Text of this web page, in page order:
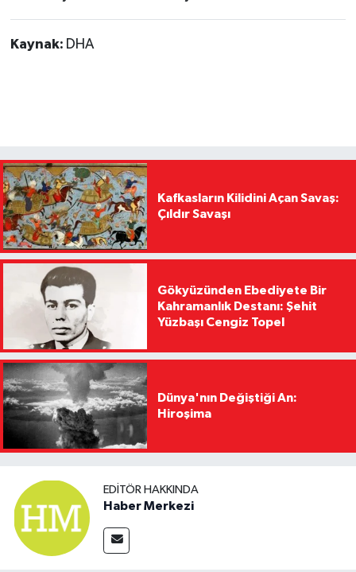
Kaynak: DHA
Kafkasların Kilidini Açan Savaş:
Çıldır Savaşı
Gökyüzünden Ebediyete Bir
Kahramanlık Destanı: Şehit
Yüzbaşı Cengiz Topel
Dünya'nın Değiştiği An:
Hiroşima
EDITÖR HAKKINDA
Haber Merkezi